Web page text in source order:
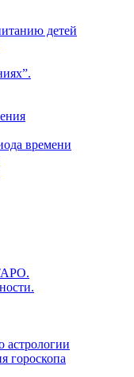
детей
времени
астрологии
гороскопа